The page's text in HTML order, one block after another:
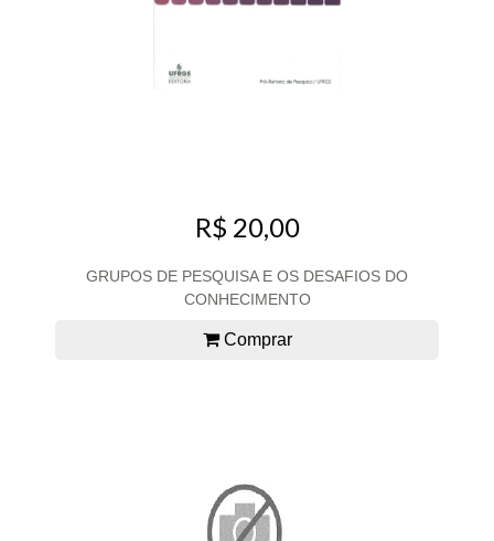
R$ 20,00
GRUPOS DE PESQUISA E OS DESAFIOS DO
CONHECIMENTO
Comprar